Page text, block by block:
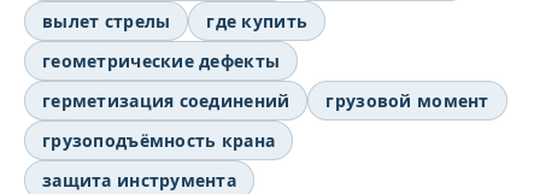
вылет стрелы
где купить
геометрические дефекты
герметизация соединений
грузовой момент
грузоподъёмность крана
защита инструмента